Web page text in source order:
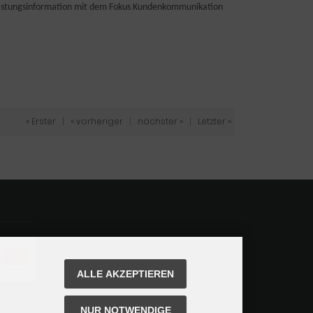
mit dem Fokus Kundenkommunikation
« Erster « vorheriger nächster » Letzter »
ALLE AKZEPTIEREN
NUR NOTWENDIGE